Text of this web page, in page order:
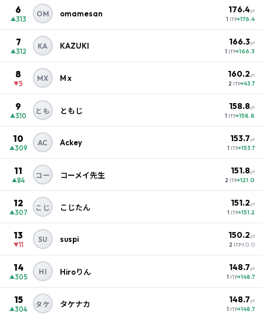
6
▲313
OM omamesan 176.4pt
1 ITP+176.4
7
▲312
KA KAZUKI 166.3pt
1 ITP+166.3
8
▼5
MX M x 160.2pt
2 ITP+43.7
9
▲310
とも ともじ 158.8pt
1 ITP+158.8
10
▲309
AC Ackey 153.7pt
1 ITP+153.7
11
▲84
コー コーメイ先生 151.8pt
2 ITP+121.0
12
▲307
こじ こじたん 151.2pt
1 ITP+151.2
13
▼11
SU suspi 150.2pt
2 ITP±0.0
14
▲305
HI Hiroりん 148.7pt
1 ITP+148.7
15
▲304
タケ タケナカ 148.7pt
1 ITP+148.7